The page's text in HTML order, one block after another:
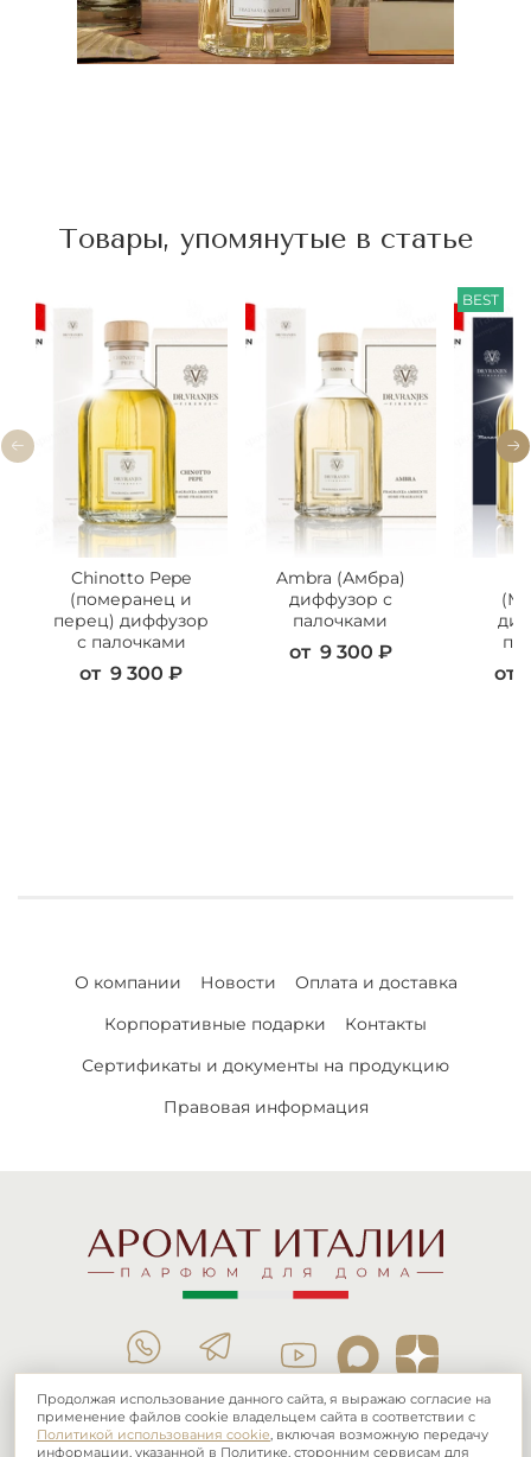
Товары, упомянутые в статье
Chinotto Pepe
(померанец и
перец) диффузор
с палочками
от 9 300 ₽
Ambra (Амбра)
диффузор с
палочками
от 9 300 ₽
BEST
от
О компании Новости
Оплата и доставка
Корпоративные подарки
Контакты
Сертификаты и документы на продукцию
Правовая информация
тел.:8 (800) 101 03 16 +7 (995) 885-71-00
Продолжая использование данного сайта, я выражаю согласие на
применение файлов cookie владельцем сайта в соответствии с
Политикой использования cookie, включая возможную передачу
информации, указанной в Политике, сторонним сервисам для